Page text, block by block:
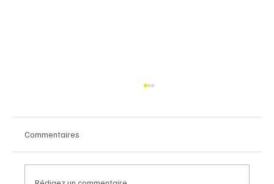
Commentaires